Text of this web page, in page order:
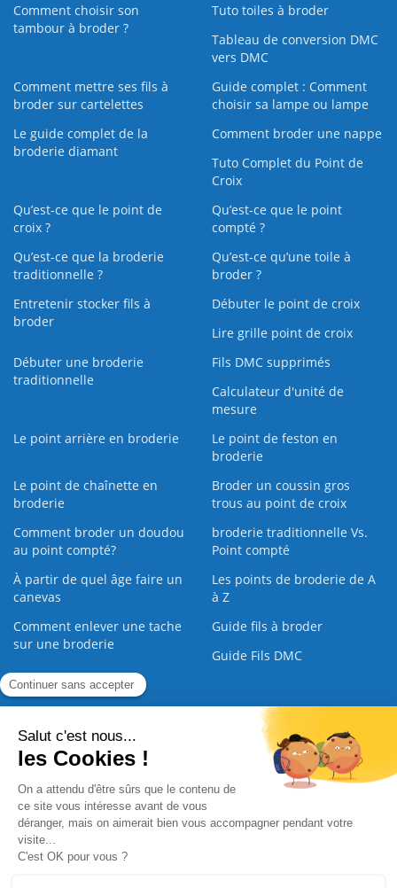
Comment choisir son
tambour à broder ?
Tuto toiles à broder
Tableau de conversion DMC
vers DMC
Comment mettre ses fils à
broder sur cartelettes
Guide complet : Comment
choisir sa lampe ou lampe
Le guide complet de la
broderie diamant
Comment broder une nappe
Tuto Complet du Point de
Croix
Qu’est-ce que le point de
croix ?
Qu’est-ce que le point
compté ?
Qu’est-ce que la broderie
traditionnelle ?
Qu’est‑ce qu’une toile à
broder ?
Entretenir stocker fils à
broder
Débuter le point de croix
Lire grille point de croix
Débuter une broderie
traditionnelle
Fils DMC supprimés
Calculateur d'unité de
mesure
Le point arrière en broderie
Le point de feston en
broderie
Le point de chaînette en
broderie
Broder un coussin gros
trous au point de croix
Comment broder un doudou
au point compté?
broderie traditionnelle Vs.
Point compté
À partir de quel âge faire un
canevas
Les points de broderie de A
à Z
Comment enlever une tache
sur une broderie
Guide fils à broder
Guide Fils DMC
Guide de la Broderie
Commande Papier Qui sommes nous Nous contacter |
Paiement sécurisé